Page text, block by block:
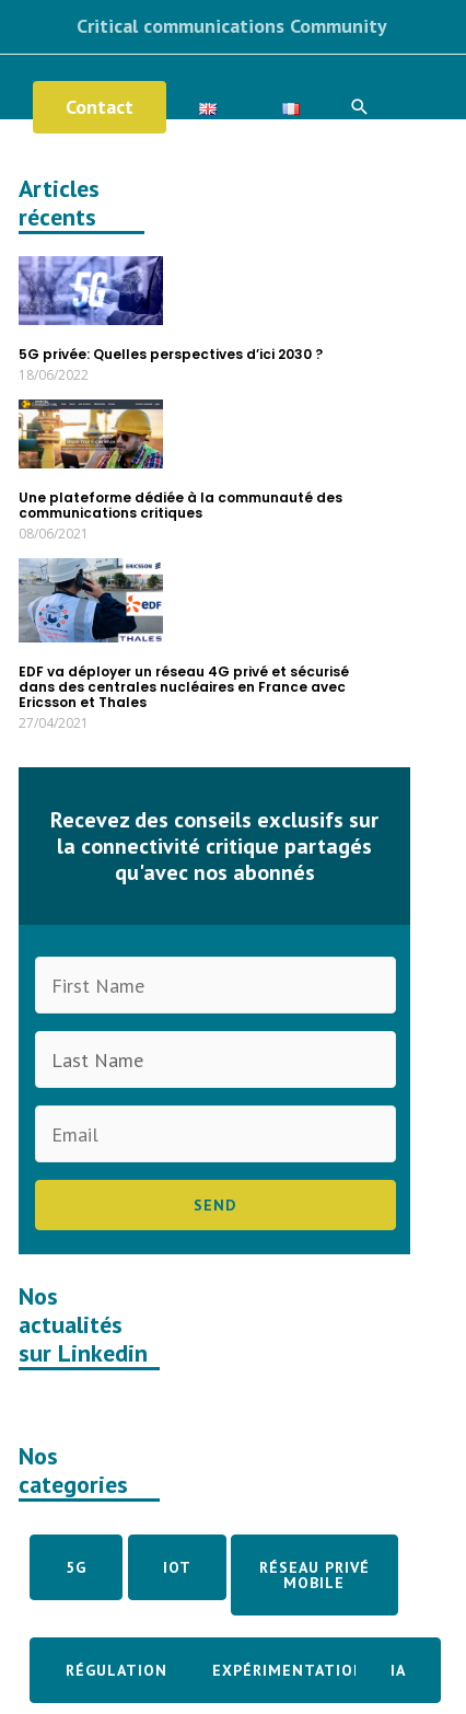
Critical communications Community
Contact
Articles
récents
5G privée: Quelles perspectives d’ici 2030 ?
18/06/2022
Une plateforme dédiée à la communauté des
communications critiques
08/06/2021
EDF va déployer un réseau 4G privé et sécurisé
dans des centrales nucléaires en France avec
Ericsson et Thales
27/04/2021
Recevez des conseils exclusifs sur
la connectivité critique partagés
qu'avec nos abonnés
Nos
actualités
sur Linkedin
Nos
categories
5G IOT RÉSEAU PRIVÉ
MOBILE
RÉGULATION EXPÉRIMENTATION IA